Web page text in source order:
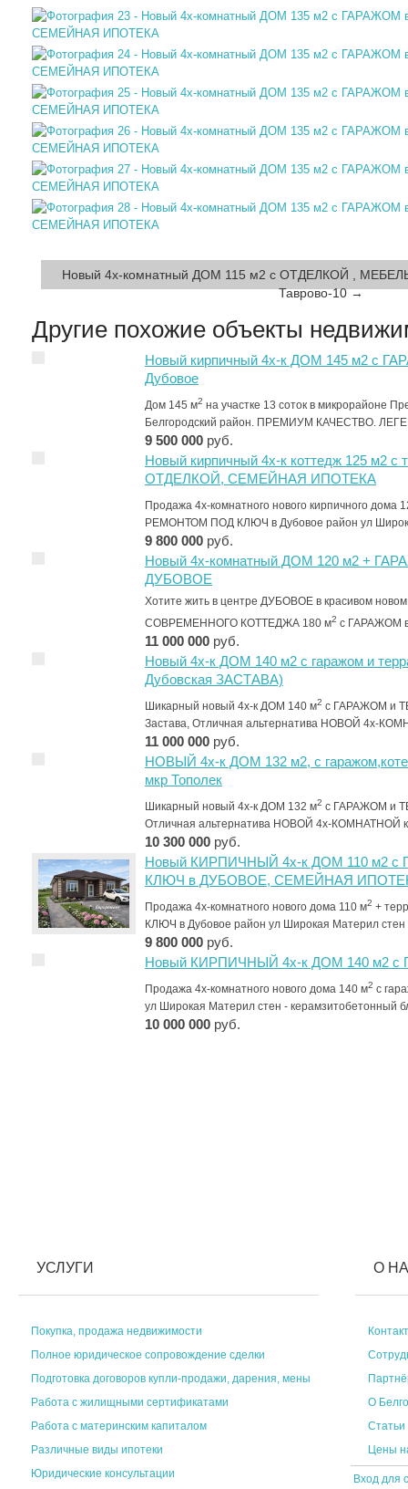
Новый 4х-комнатный ДОМ 115 м2 с ОТДЕЛКОЙ ,
Таврово-10 →
Другие похожие объекты
Новый кирпичный 4х-к ДОМ 145 м2 с
Дубовое
Дом 145 м2 на участке 13 соток в микрорайоне
Белгородский район. ПРЕМИУМ КАЧЕСТВО.
9 500 000 руб.
Новый кирпичный 4х-к коттедж 125 м2
ОТДЕЛКОЙ, СЕМЕЙНАЯ ИПОТЕКА
Продажа 4х-комнатного нового кирпичного дома
РЕМОНТОМ ПОД КЛЮЧ в Дубовое район ул
9 800 000 руб.
Новый 4х-комнатный ДОМ 120 м2 +
ДУБОВОЕ
Хотите жить в центре ДУБОВОЕ в красивом
СОВРЕМЕННОГО КОТТЕДЖА 180 м2 с ГАРАЖОМ
11 000 000 руб.
Новый 4х-к ДОМ 140 м2 с гаражом и
Дубовская ЗАСТАВА)
Шикарный новый 4х-к ДОМ 140 м2 с ГАРАЖОМ и
Застава, Отличная альтернатива НОВОЙ 4х-
11 000 000 руб.
НОВЫЙ 4х-к ДОМ 132 м2, с
мкр Тополек
Шикарный новый 4х-к ДОМ 132 м2 с ГАРАЖОМ и
Отличная альтернатива НОВОЙ 4х-КОМНАТНОЙ
10 300 000 руб.
Новый КИРПИЧНЫЙ 4х-к ДОМ 110 м2
КЛЮЧ в ДУБОВОЕ, СЕМЕЙНАЯ
Продажа 4х-комнатного нового дома 110 м2 +
КЛЮЧ в Дубовое район ул Широкая Материл стен
9 800 000 руб.
Новый КИРПИЧНЫЙ 4х-к ДОМ 140 м2 с
Продажа 4х-комнатного нового дома 140 м2 с
ул Широкая Материл стен - керамзитобетонный
10 000 000 руб.
УСЛУГИ
Покупка, продажа недвижимости
Полное юридическое сопровождение сделки
Подготовка договоров купли-продажи, дарения, мены
Работа с жилищными сертификатами
Работа с материнским капиталом
Различные виды ипотеки
Юридические консультации
О
О
Статьи
Цены
Вход для